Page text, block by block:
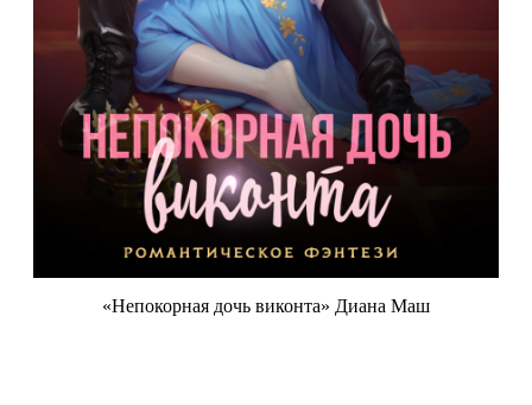
«Непокорная дочь виконта» Диана Маш